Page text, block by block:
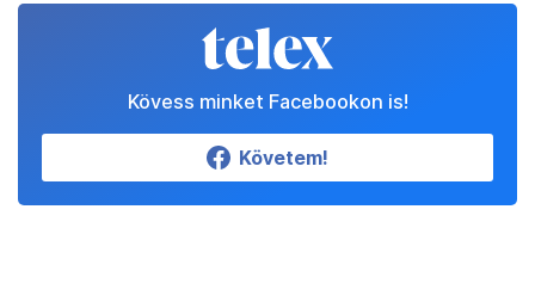
Kövess minket Facebookon is!
Követem!